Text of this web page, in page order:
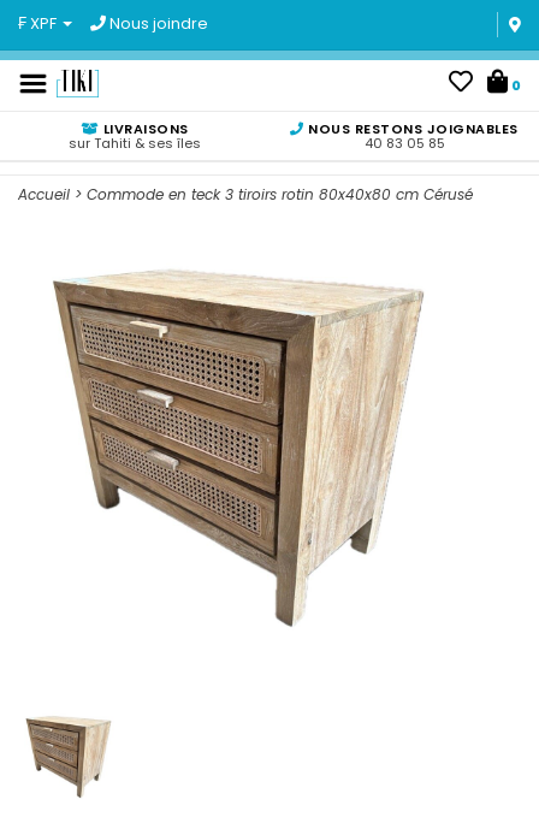
₣ XPF Nous joindre
0
LIVRAISONS
sur Tahiti & ses îles
NOUS RESTONS JOIGNABLES
40 83 05 85
Accueil > Commode en teck 3 tiroirs rotin 80x40x80 cm Cérusé